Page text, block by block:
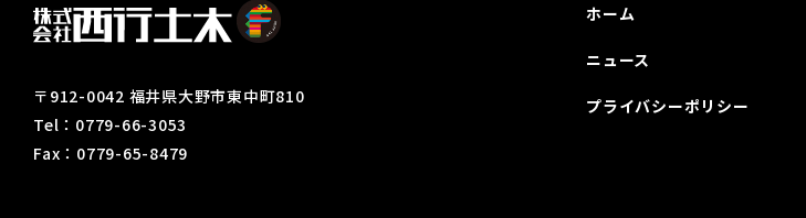
〒912-0042 福井県大野市東中町810
Tel：0779-66-3053
Fax：0779-65-8479
ホーム
ニュース
プライバシーポリシー